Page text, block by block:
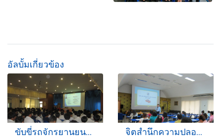
อัลบั้มเกี่ยวข้อง
ขับขี่รถจักรยานยนต์เชิงป้องกันอุบัติเหตุ จิตสำนึกความปลอดภัย เพื่อลดอุบัติเหตุ